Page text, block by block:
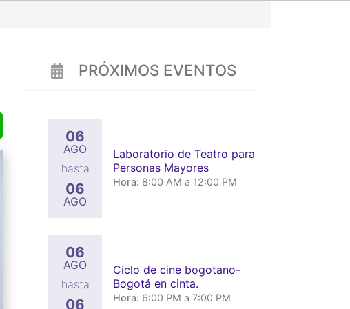
PRÓXIMOS EVENTOS
06
AGO
hasta
06
AGO
Laboratorio de Teatro para
Personas Mayores
Hora: 8:00 AM a 12:00 PM
06
AGO
hasta
06
Ciclo de cine bogotano-
Bogotá en cinta.
Hora: 6:00 PM a 7:00 PM